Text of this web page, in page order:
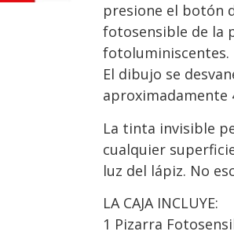
presione el botón
fotosensible de la
fotoluminiscentes.
El dibujo se
aproximadamente
La tinta invisible
cualquier
luz del lápiz. No
LA CAJA INCLUYE:
1 Pizarra